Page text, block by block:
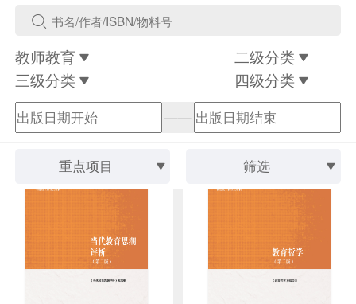
教师教育
二级分类
三级分类
四级分类
——
重点项目 筛选